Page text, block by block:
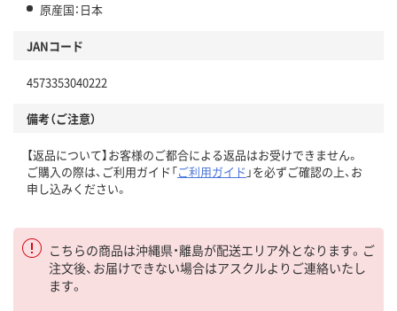
原産国：日本
JANコード
4573353040222
備考（ご注意）
【返品について】お客様のご都合による返品はお受けできません。
ご購入の際は、ご利用ガイド「ご利用ガイド 」を必ずご確認の上、お
申し込みください。
こちらの商品は沖縄県・離島が配送エリア外となります。ご
注文後、お届けできない場合はアスクルよりご連絡いたし
ます。